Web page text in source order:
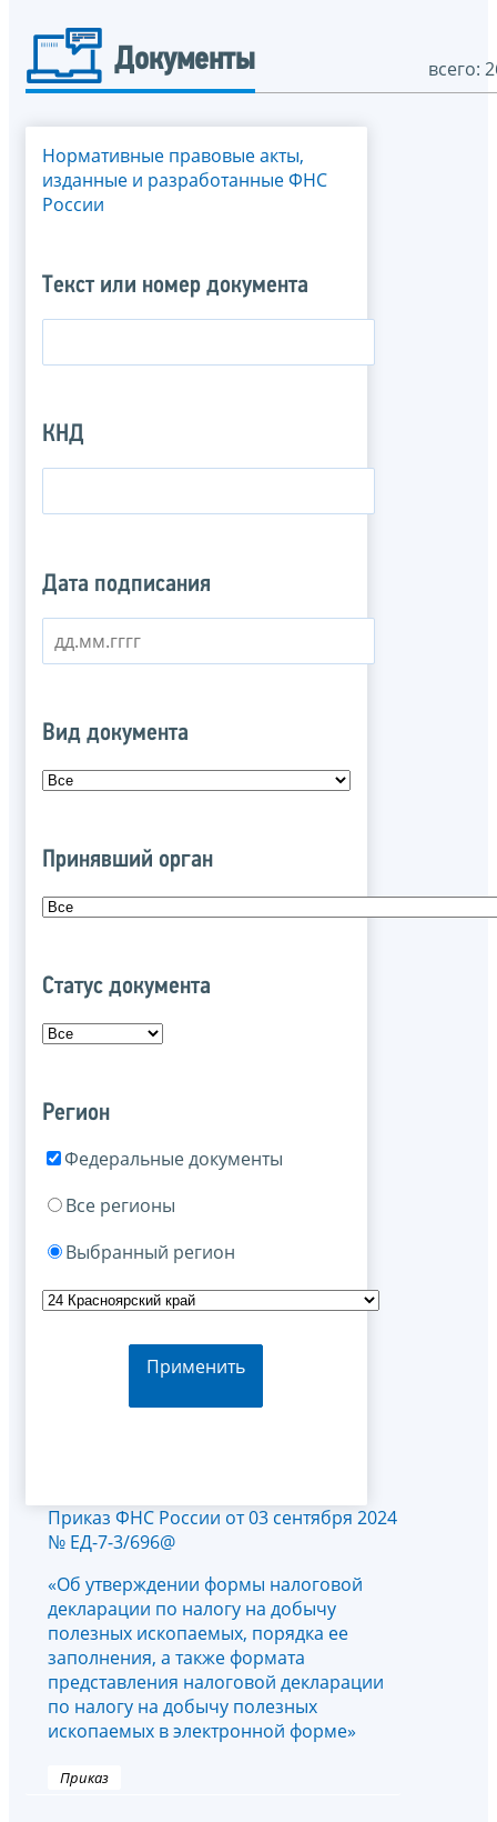
Документы всего:
Нормативные правовые акты,
изданные и разработанные ФНС
России
Текст или номер документа
КНД
Дата подписания
Вид документа
Принявший орган
Статус документа
Регион
Федеральные документы
Все регионы
Выбранный регион
Применить
Приказ ФНС России от 03 сентября 2024
№ ЕД-7-3/696@
«Об утверждении формы налоговой
декларации по налогу на добычу
полезных ископаемых, порядка ее
заполнения, а также формата
представления налоговой декларации
по налогу на добычу полезных
ископаемых в электронной форме»
Приказ